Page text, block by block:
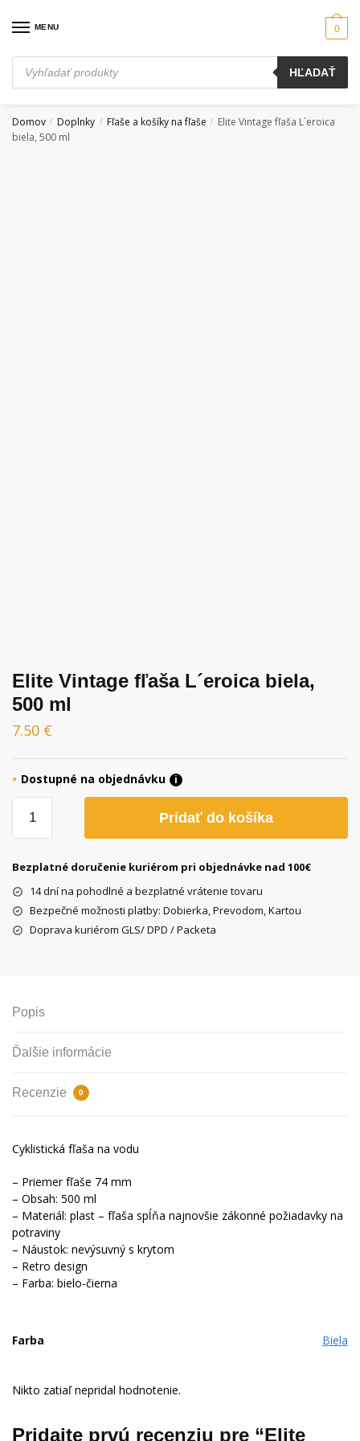
MENU
Products
search
HĽADAŤ
0
Domov / Doplnky / Fľaše a košíky na fľaše / Elite Vintage fľaša L´eroica
biela, 500 ml
Elite Vintage fľaša L´eroica biela,
500 ml
7.50 €
Dostupné na objednávku
i
Elite
fľaša
Pridať do košíka
Bezplatné doručenie kuriérom pri objednávke nad 100€
14 dní na pohodlné a bezplatné vrátenie tovaru
Bezpečné možnosti platby: Dobierka, Prevodom, Kartou
Doprava kuriérom GLS/ DPD / Packeta
Popis
Ďalšie informácie
Recenzie 0
Cyklistická fľaša na vodu
– Priemer fľaše 74 mm
– Obsah: 500 ml
– Materiál: plast – fľaša spĺňa najnovšie zákonné požiadavky na
potraviny
– Náustok: nevýsuvný s krytom
– Retro design
– Farba: bielo-čierna
Farba Biela
Nikto zatiaľ nepridal hodnotenie.
Pridajte prvú recenziu pre “Elite